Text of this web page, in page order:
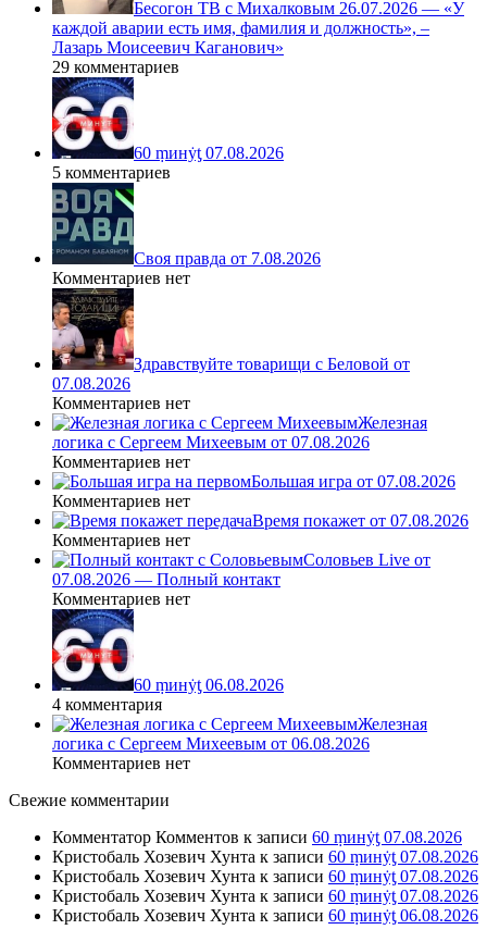
Бесогон ТВ с Михалковым 26.07.2026 — «У
каждой аварии есть имя, фамилия и должность», –
Лазарь Моисеевич Каганович»
29 комментариев
60 ṃинẏƫ 07.08.2026
5 комментариев
Своя правда от 7.08.2026
Комментариев нет
Здравствуйте товарищи с Беловой от
07.08.2026
Комментариев нет
Железная
логика с Сергеем Михеевым от 07.08.2026
Комментариев нет
Большая игра от 07.08.2026
Комментариев нет
Время покажет от 07.08.2026
Комментариев нет
Соловьев Live от
07.08.2026 — Полный контакт
Комментариев нет
60 ṃинẏƫ 06.08.2026
4 комментария
Железная
логика с Сергеем Михеевым от 06.08.2026
Комментариев нет
Свежие комментарии
Комментатор Комментов к записи 60 ṃинẏƫ 07.08.2026
Кристобаль Хозевич Хунта к записи 60 ṃинẏƫ 07.08.2026
Кристобаль Хозевич Хунта к записи 60 ṃинẏƫ 07.08.2026
Кристобаль Хозевич Хунта к записи 60 ṃинẏƫ 07.08.2026
Кристобаль Хозевич Хунта к записи 60 ṃинẏƫ 06.08.2026